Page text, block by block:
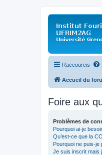
Raccourcis
Accueil du
Foire aux
Problèmes de
Pourquoi ai-je
Qu’est-ce que la
Pourquoi ne puis-je
Je suis inscrit mais